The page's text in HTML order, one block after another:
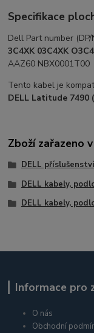
Specifikace
Dell Part number (DP/
3C4XK 03C4XK
AAZ60 NBX0001T00
Tento kabel je
DELL Latitude 7490
Zboží zařazeno
DELL
DELL kabely,
DELL kabely,
Informace pro
O nás
Obchodní